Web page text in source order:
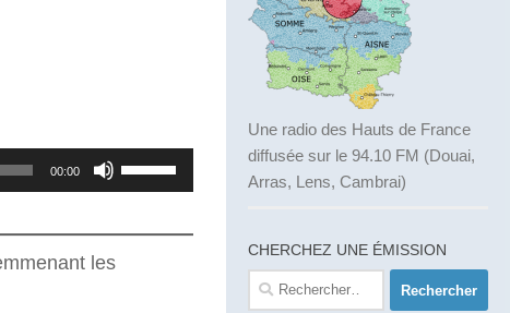
00:00
Utilisez
les
les
Une radio des Hauts de France
diffusée sur le 94.10 FM (Douai,
Arras, Lens, Cambrai)
CHERCHEZ UNE ÉMISSION
Rechercher :